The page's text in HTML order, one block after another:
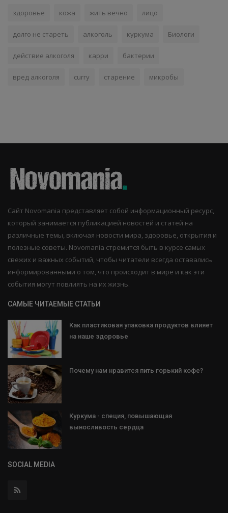
здоровье кожа жить вечно лицо
долго не стареть алкоголь куркума Биологи
действие алкоголя карри бактерии
вред алкоголя curry старение микробы
Сайт Novomania представляет собой информационный ресурс,
который занимается публикацией новостей и статей на
различные темы, включая новости мира, здоровье, открытия и
полезные советы. Novomania стремится быть в курсе самых
свежих и важных событий, чтобы читатели всегда оставались
информированными о том, что происходит в мире и как эти
события могут повлиять на их жизнь.
САМЫЕ ЧИТАЕМЫЕ СТАТЬИ
Как пластиковая упаковка продуктов влияет
на наше здоровье
Почему нам нравится пить горький кофе?
Куркума - специя, повышающая
выносливость сердца
SOCIAL MEDIA